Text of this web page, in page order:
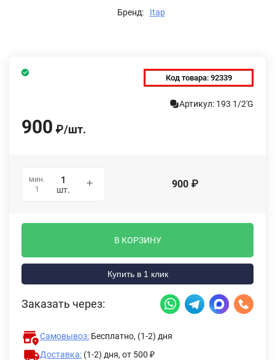
Бренд: Itap
Код товара: 92339
Артикул: 193 1/2'G
900 ₽/шт.
мин.
1
шт. 900 ₽
В КОРЗИНУ
Купить в 1 клик
Заказать через:
Самовывоз: Бесплатно, (1-2) дня
Доставка: (1-2) дня, от 500 ₽